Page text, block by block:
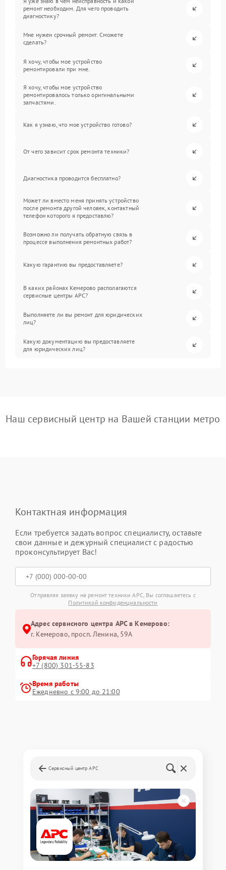
ремонт необходим. Для чего проводить
диагностику?
Мне нужен срочный ремонт. Сможете
сделать?
Я хочу, чтобы мое устройство
ремонтировали при мне.
Я хочу, чтобы мое устройство
ремонтировалось только оригинальными
запчастями.
Как я узнаю, что мое устройство готово?
От чего зависит срок ремонта техники?
Диагностика проводится бесплатно?
Может ли вместо меня принять устройство
после ремонта другой человек, контактный
телефон которого я предоставлю?
Возможно ли получать обратную связь в
процессе выполнения ремонтных работ?
Какую гарантию вы предоставляете?
В каких районах Кемерово располагаются
сервисные центры APC?
Выполняете ли вы ремонт для юридических
лиц?
Какую документацию вы предоставляете
для юридических лиц?
Наш сервисный центр на Вашей станции метро
Контактная информация
Если требуется задать вопрос специалисту, оставьте
свои данные и дежурный специалист с радостью
проконсультирует Вас!
Отправляя заявку на ремонт техники APC, Вы соглашаетесь с
Политикой конфиденциальности
Адрес сервисного центра APC в Кемерово:
г. Кемерово, просп. Ленина, 59А
Горячая линия
+7 (800) 301-55-83
Время работы
Ежедневно с 9:00 до 21:00
Сервисный центр APC